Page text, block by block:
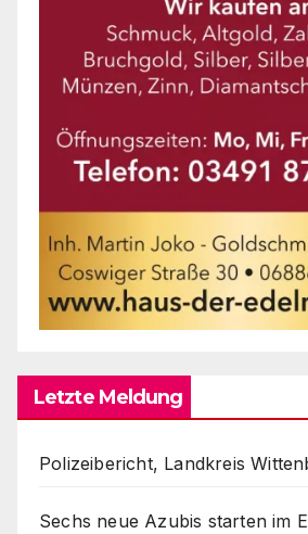
Letzte Meldung
Polizeibericht, Landkreis
Sechs neue Azubis starten im